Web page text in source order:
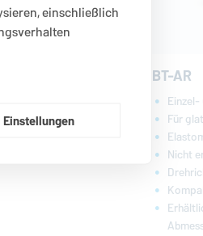
BT-AR
Für
Nicht
einschließlich
Einstellungen